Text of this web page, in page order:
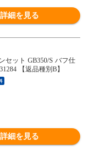
詳細を見る
セット GB350/S バフ仕
【返品種別B】
詳細を見る